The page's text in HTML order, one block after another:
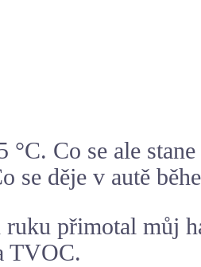
Co se ale
se děje v autě
ruku přimotal můj
TVOC.